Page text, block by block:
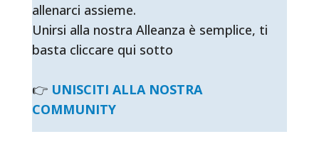
allenarci assieme.
Unirsi alla nostra Alleanza è semplice, ti
basta cliccare qui sotto
👉 UNISCITI ALLA NOSTRA
COMMUNITY